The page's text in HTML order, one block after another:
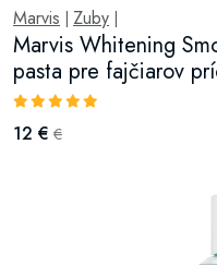
Marvis Zuby
Marvis Whitening
pasta pre fajčiarov
12 € €